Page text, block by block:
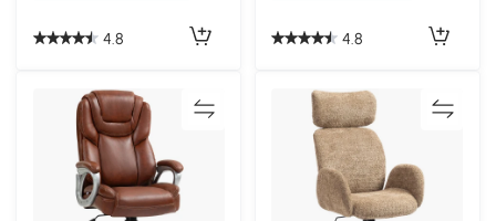
4.8 4.8